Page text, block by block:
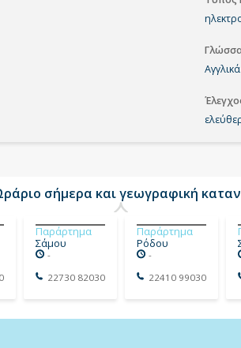
Αγγλικά
σήμερα και γεωγραφική
Παράρτημα
Σάμου
-
22730 82030
Παράρτημα
Ρόδου
-
22410 99030